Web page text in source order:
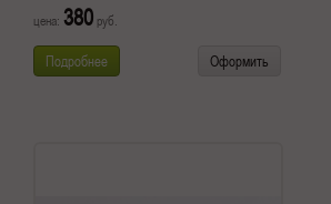
цена: 380 руб.
Подробнее Оформить